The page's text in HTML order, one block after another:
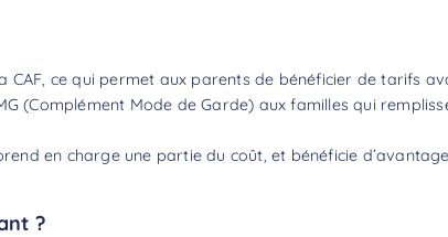
ce qui permet aux parents de bénéficier de tarifs
(Complément Mode de Garde) aux familles qui
en charge une partie du coût, et bénéficie
?